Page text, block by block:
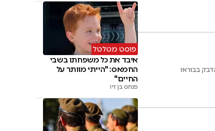
בבוראו
פוסט מטלטל
איבד את כל משפחתו בשבי
החמאס: "הייתי מוותר על
החיים"
פנחס בן זיו